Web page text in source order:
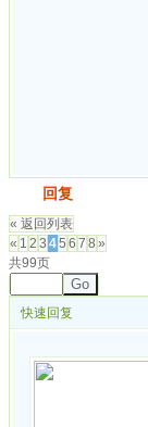
回复
« 返回列表
« 1 2 3 45 6 7 8 »
共99页
Go
快速回复